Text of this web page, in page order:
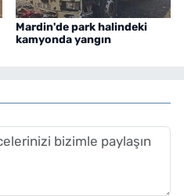
Mardin'de park halindeki
kamyonda yangın